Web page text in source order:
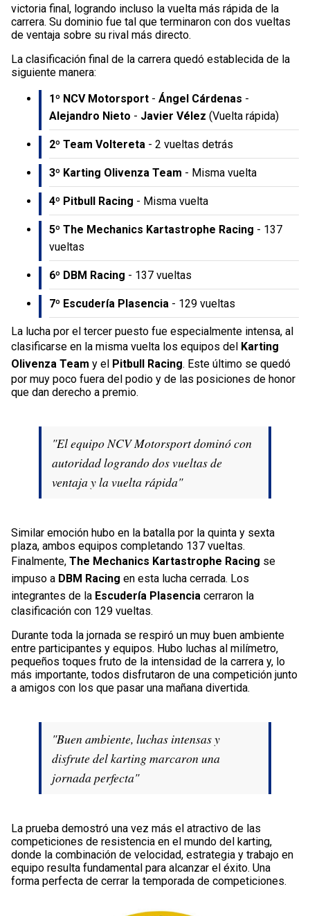
victoria final, logrando incluso la vuelta más rápida de la
carrera. Su dominio fue tal que terminaron con dos vueltas
de ventaja sobre su rival más directo.
La clasificación final de la carrera quedó establecida de la
siguiente manera:
1º NCV Motorsport - Ángel Cárdenas -
Alejandro Nieto - Javier Vélez (Vuelta rápida)
2º Team Voltereta - 2 vueltas detrás
3º Karting Olivenza Team - Misma vuelta
4º Pitbull Racing - Misma vuelta
5º The Mechanics Kartastrophe Racing - 137
vueltas
6º DBM Racing - 137 vueltas
7º Escudería Plasencia - 129 vueltas
La lucha por el tercer puesto fue especialmente intensa, al
clasificarse en la misma vuelta los equipos del Karting
Olivenza Team y el Pitbull Racing. Este último se quedó
por muy poco fuera del podio y de las posiciones de honor
que dan derecho a premio.
"El equipo NCV Motorsport dominó con
autoridad logrando dos vueltas de
ventaja y la vuelta rápida"
Similar emoción hubo en la batalla por la quinta y sexta
plaza, ambos equipos completando 137 vueltas.
Finalmente, The Mechanics Kartastrophe Racing se
impuso a DBM Racing en esta lucha cerrada. Los
integrantes de la Escudería Plasencia cerraron la
clasificación con 129 vueltas.
Durante toda la jornada se respiró un muy buen ambiente
entre participantes y equipos. Hubo luchas al milímetro,
pequeños toques fruto de la intensidad de la carrera y, lo
más importante, todos disfrutaron de una competición junto
a amigos con los que pasar una mañana divertida.
"Buen ambiente, luchas intensas y
disfrute del karting marcaron una
jornada perfecta"
La prueba demostró una vez más el atractivo de las
competiciones de resistencia en el mundo del karting,
donde la combinación de velocidad, estrategia y trabajo en
equipo resulta fundamental para alcanzar el éxito. Una
forma perfecta de cerrar la temporada de competiciones.